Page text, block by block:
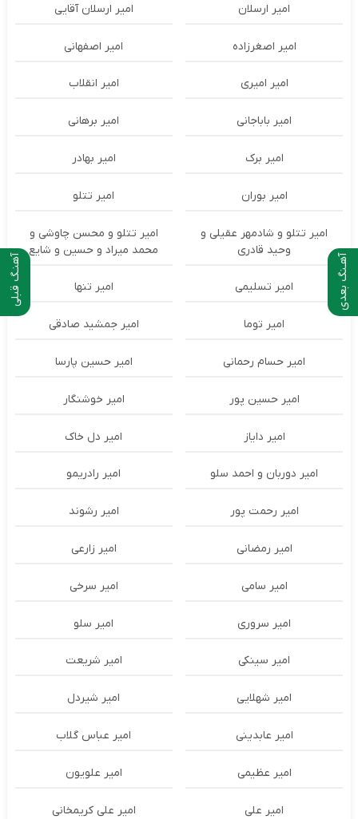
آهنـگ قبلی آهـنگ بعدی
امیر ارسلان امیر ارسلان آقایی
امیر اصغرزاده امیر اصفهانی
امیر امیری امیر انقلاب
امیر باباجانی امیر برهانی
امیر برک امیر بهادر
امیر بوران امیر تتلو
امیر تتلو و شادمهر عقیلی و
وحید قادری
امیر تتلو و محسن چاوشی و
محمد میراد و حسین و شایع
امیر تسلیمی امیر تنها
امیر توما امیر جمشید صادقی
امیر حسام رحمانی امیر حسین پارسا
امیر حسین پور امیر خوشنگار
امیر دایاز امیر دل خاک
امیر دوربان و احمد سلو امیر رادریمو
امیر رحمت پور امیر رشوند
امیر رمضانی امیر زارعی
امیر سامی امیر سرخی
امیر سروری امیر سلو
امیر سینکی امیر شریعت
امیر شهلایی امیر شیردل
امیر عابدینی امیر عباس گلاب
امیر عظیمی امیر علویون
امیر علی امیر علی کریمخانی